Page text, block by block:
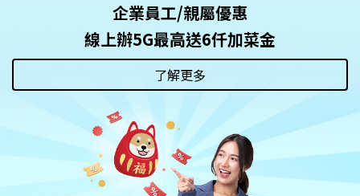
企業員工/親屬優惠
線上辦5G最高送6仟加菜金
了解更多